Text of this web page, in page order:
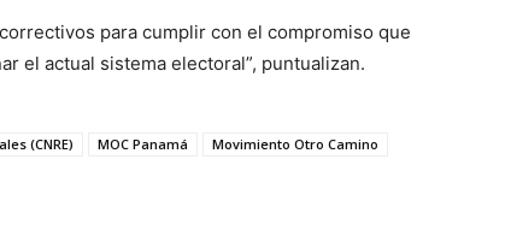
para cumplir con el compromiso que
el actual sistema electoral”, puntualizan.
(CNRE) MOC Panamá
Movimiento Otro Camino